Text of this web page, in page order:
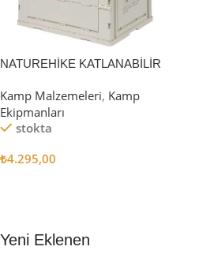
NATUREHİKE KATLANABİLİR
Kamp Malzemeleri, Kamp
Ekipmanları
stokta
₺4.295,00
Yeni Eklenen